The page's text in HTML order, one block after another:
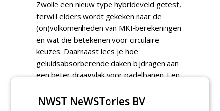
Zwolle een nieuw type hybrideveld getest,
terwijl elders wordt gekeken naar de
(on)volkomenheden van MKI‑berekeningen
en wat die betekenen voor circulaire
keuzes. Daarnaast lees je hoe
geluidsabsorberende daken bijdragen aan
een beter draagvlak voor padelbanen. Een
Gerrit Klop, die fieldmanagers oproept om
NWST NeWSTories BV